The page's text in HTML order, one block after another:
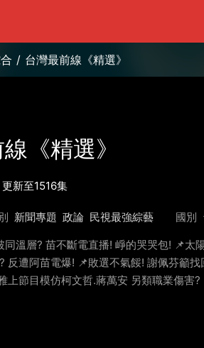
/ 台灣最前線《精選》
《精選》
更新至1516集
新聞專題 政論 民視最強綜藝 國別
同溫層? 苗不斷電直播! 崢的哭哭包! 📌
反遭阿苗電爆! 📌敗選不氣餒! 謝佩芬籲
上節目模仿柯文哲.蔣萬安 另類職業傷害?